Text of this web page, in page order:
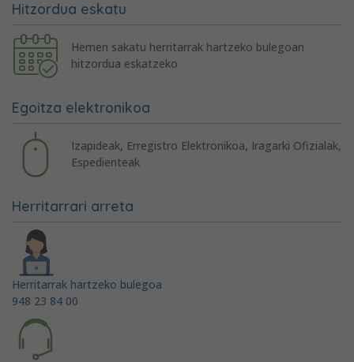
Hitzordua eskatu
Hemen sakatu herritarrak hartzeko bulegoan
hitzordua eskatzeko
Egoitza elektronikoa
Izapideak, Erregistro Elektronikoa, Iragarki Ofizialak,
Espedienteak
Herritarrari arreta
Herritarrak hartzeko bulegoa
948 23 84 00